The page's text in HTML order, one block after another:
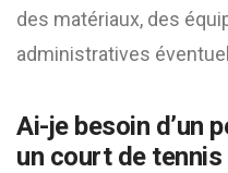
des matériaux, des
administratives
Ai-je besoin d’un
un court de